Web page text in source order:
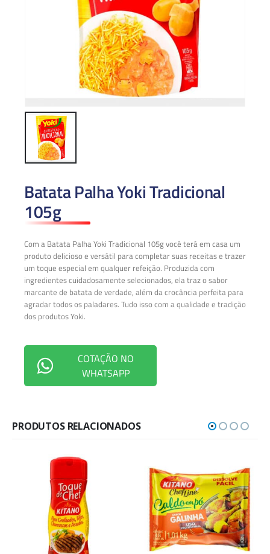
Batata Palha Yoki Tradicional
105g
Com a Batata Palha Yoki Tradicional 105g você terá em casa um
produto delicioso e versátil para completar suas receitas e trazer
um toque especial em qualquer refeição. Produzida com
ingredientes cuidadosamente selecionados, ela traz o sabor
marcante de batata de verdade, além da crocância perfeita para
agradar todos os paladares. Tudo isso com a qualidade e tradição
dos produtos Yoki.
COTAÇÃO NO
WHATSAPP
PRODUTOS RELACIONADOS